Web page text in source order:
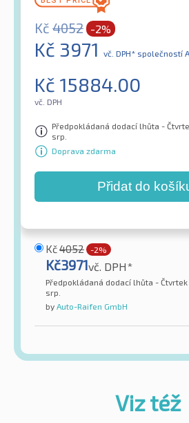
Kč 4052 -2%
Kč 3971 vč. DPH* společností
Kč 15884.00
vč. DPH
Předpokládaná dodací lhůta -
srp.
Doprava zdarma
Přidat do
Kč4052 -2%
Kč3971vč. DPH*
Předpokládaná dodací lhůta - Čtvrtek
srp.
by Auto-Raifen GmbH
Viz též